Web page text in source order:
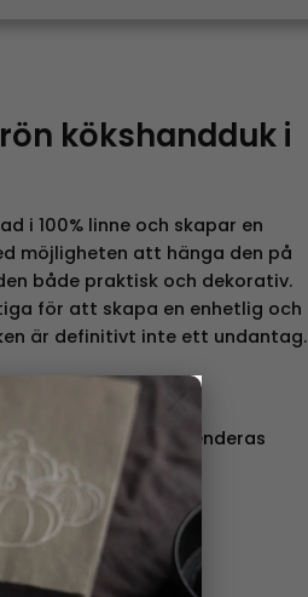
×
kökshandduk i
i 100% linne och skapar en
möjligheten att hänga den på
både praktisk och dekorativ.
för att skapa en enhetlig och
är definitivt inte ett undantag.
skönhet rekommenderas